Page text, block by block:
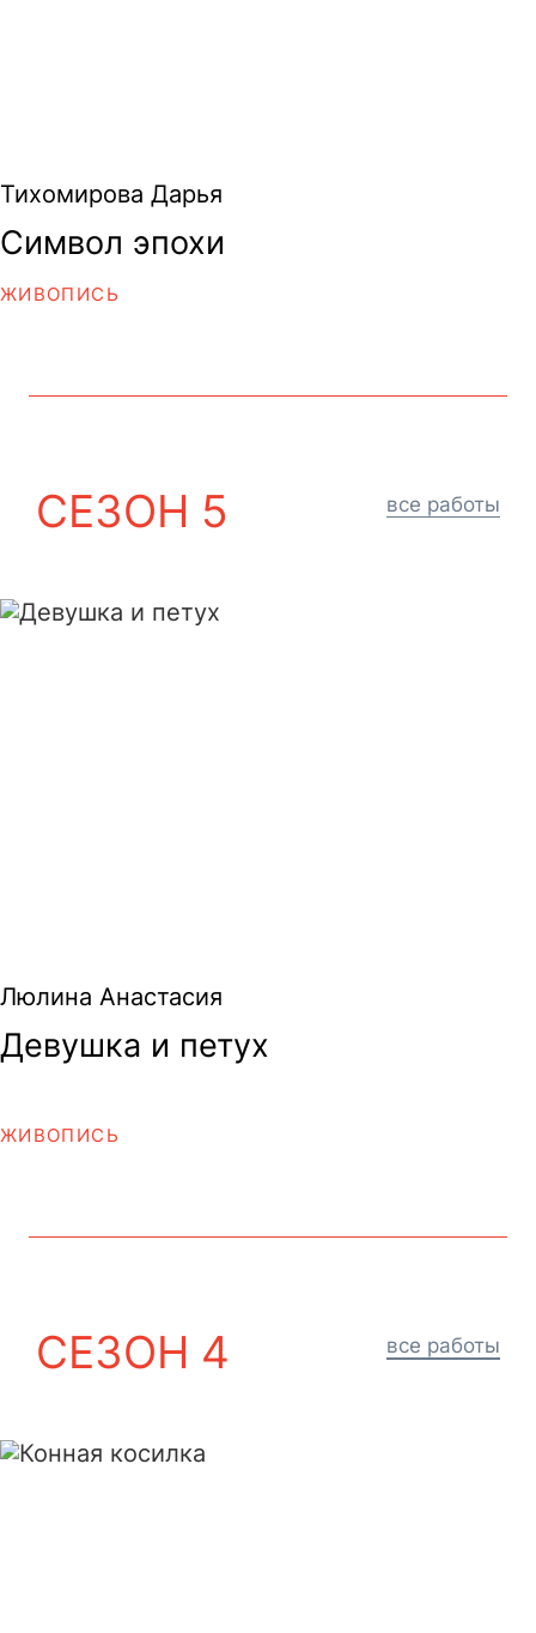
Тихомирова Дарья
Символ эпохи
ЖИВОПИСЬ
СЕЗОН 5 все работы
Девушка и петух
Люлина Анастасия
Девушка и петух
ЖИВОПИСЬ
СЕЗОН 4 все работы
Конная косилка